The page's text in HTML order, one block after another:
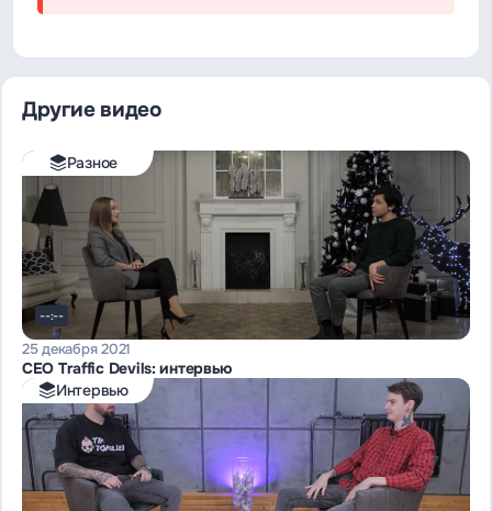
Другие видео
Разное
--:--
25 декабря 2021
CEO Traffic Devils: интервью
Интервью